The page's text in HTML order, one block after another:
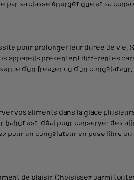
sa classe énergétique et sa
pour prolonger leur durée de
appareils présentent différentes
d’un freezer ou d’un congélateur.
vos aliments dans la glace
bahut est idéal pour conserver des
pour un congélateur en pose libre
de plaisir. Choisissez parmi